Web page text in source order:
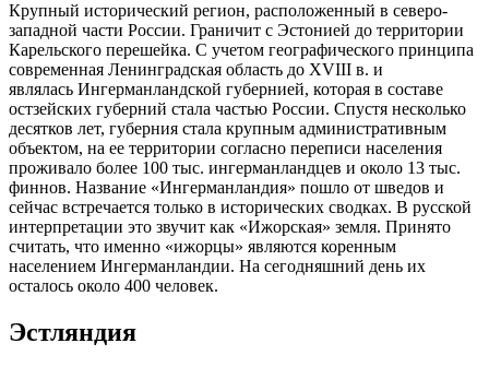
Крупный исторический регион, расположенный в северо-
западной части России. Граничит с Эстонией до территории
Карельского перешейка. С учетом географического принципа
современная Ленинградская область до XVIII в. и
являлась Ингерманландской губернией, которая в составе
остзейских губерний стала частью России. Спустя несколько
десятков лет, губерния стала крупным административным
объектом, на ее территории согласно переписи населения
проживало более 100 тыс. ингерманландцев и около 13 тыс.
финнов. Название «Ингерманландия» пошло от шведов и
сейчас встречается только в исторических сводках. В русской
интерпретации это звучит как «Ижорская» земля. Принято
считать, что именно «ижорцы» являются коренным
населением Ингерманландии. На сегодняшний день их
осталось около 400 человек.
Эстляндия